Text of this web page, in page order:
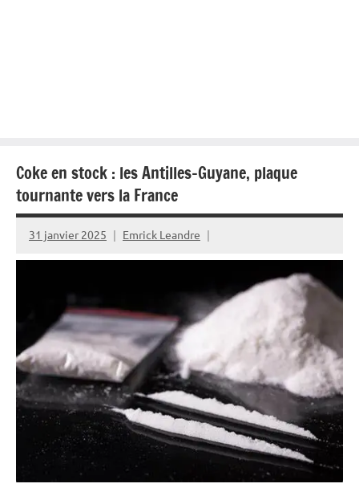
Coke en stock : les Antilles-Guyane, plaque
tournante vers la France
31 janvier 2025 Emrick Leandre